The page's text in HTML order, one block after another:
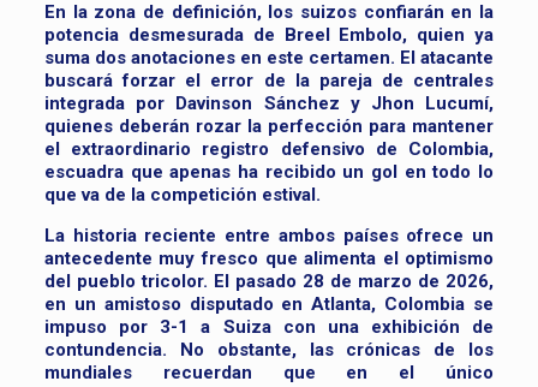
En la zona de definición, los suizos confiarán en la
potencia desmesurada de Breel Embolo, quien ya
suma dos anotaciones en este certamen. El atacante
buscará forzar el error de la pareja de centrales
integrada por Davinson Sánchez y Jhon Lucumí,
quienes deberán rozar la perfección para mantener
el extraordinario registro defensivo de Colombia,
escuadra que apenas ha recibido un gol en todo lo
que va de la competición estival.
La historia reciente entre ambos países ofrece un
antecedente muy fresco que alimenta el optimismo
del pueblo tricolor. El pasado 28 de marzo de 2026,
en un amistoso disputado en Atlanta, Colombia se
impuso por 3-1 a Suiza con una exhibición de
contundencia. No obstante, las crónicas de los
mundiales recuerdan que en el único